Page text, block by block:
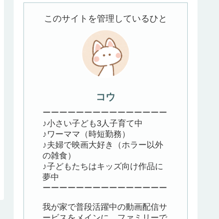
このサイトを管理しているひと
コウ
ーーーーーーーーーーーーーーー
♪小さい子ども3人子育て中
♪ワーママ（時短勤務）
♪夫婦で映画大好き（ホラー以外
の雑食）
♪子どもたちはキッズ向け作品に
夢中
ーーーーーーーーーーーーーーー
我が家で普段活躍中の動画配信サ